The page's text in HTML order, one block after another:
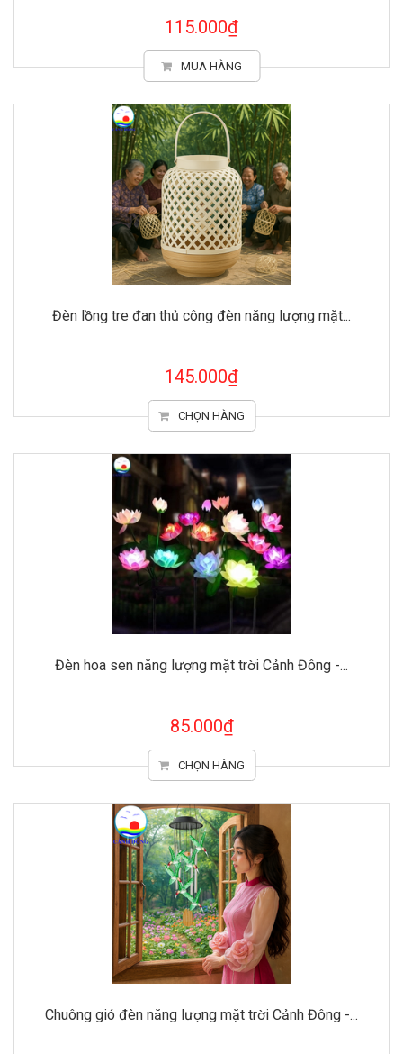
115.000₫
MUA HÀNG
Đèn lồng tre đan thủ công đèn năng lượng mặt...
145.000₫
CHỌN HÀNG
Đèn hoa sen năng lượng mặt trời Cảnh Đông -...
85.000₫
CHỌN HÀNG
Chuông gió đèn năng lượng mặt trời Cảnh Đông -...